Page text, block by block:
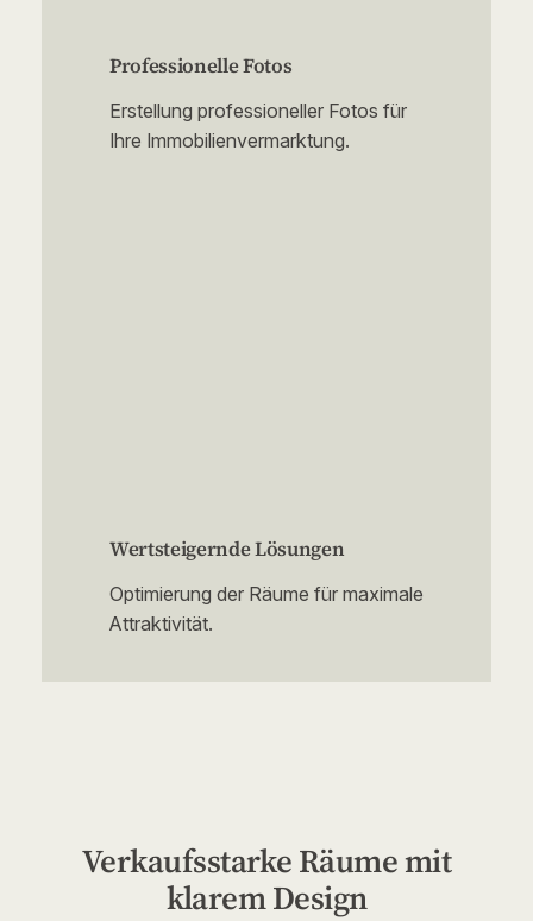
Professionelle Fotos
Erstellung professioneller Fotos für
Ihre Immobilienvermarktung.
Wertsteigernde Lösungen
Optimierung der Räume für maximale
Attraktivität.
Verkaufsstarke Räume mit
klarem Design